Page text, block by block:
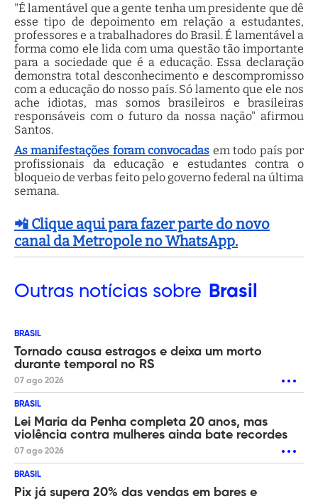
"É lamentável que a gente tenha um presidente que dê
esse tipo de depoimento em relação a estudantes,
professores e a trabalhadores do Brasil. É lamentável a
forma como ele lida com uma questão tão importante
para a sociedade que é a educação. Essa declaração
demonstra total desconhecimento e descompromisso
com a educação do nosso país. Só lamento que ele nos
ache idiotas, mas somos brasileiros e brasileiras
responsáveis com o futuro da nossa nação" afirmou
Santos.
As manifestações foram convocadas em todo país por
profissionais da educação e estudantes contra o
bloqueio de verbas feito pelo governo federal na última
semana.
📲 Clique aqui para fazer parte do novo
canal da Metropole no WhatsApp.
Outras notícias sobre Brasil
BRASIL
Tornado causa estragos e deixa um morto
durante temporal no RS
07 ago 2026
BRASIL
Lei Maria da Penha completa 20 anos, mas
violência contra mulheres ainda bate recordes
07 ago 2026
BRASIL
Pix já supera 20% das vendas em bares e